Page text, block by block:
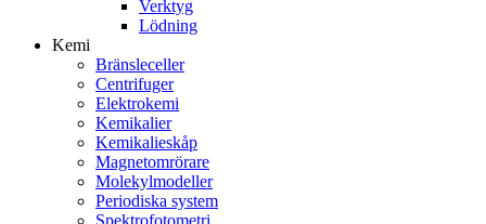
Verktyg
Lödning
Kemi
Bränsleceller
Centrifuger
Elektrokemi
Kemikalier
Kemikalieskåp
Magnetomrörare
Molekylmodeller
Periodiska system
Spektrofotometri